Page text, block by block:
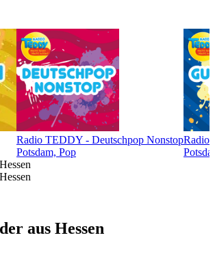
Radio TEDDY - Deutschpop Nonstop
Potsdam, Pop
Radio
aus Hessen